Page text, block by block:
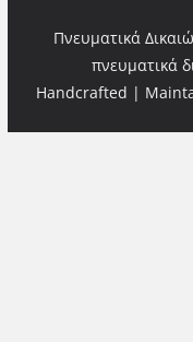
Πνευματικά
πνευματικά
Handcrafted |